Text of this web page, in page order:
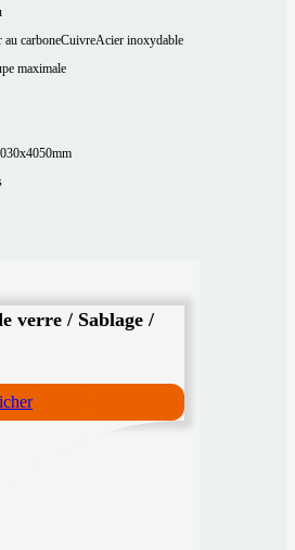
au carboneCuivreAcier inoxydable
maximale
verre / Sablage /